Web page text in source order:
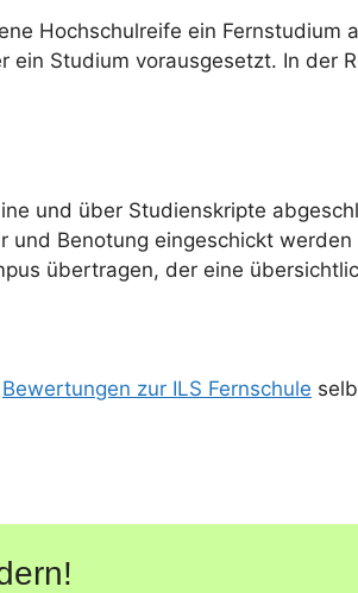
Hochschulreife ein
Studium vorausgesetzt. In der
und über Studienskripte
Benotung eingeschickt
übertragen, der eine
Bewertungen zur ILS Fernschule